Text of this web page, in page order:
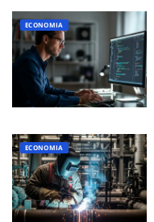
ECONOMIA
ECONOMIA